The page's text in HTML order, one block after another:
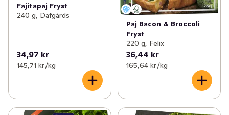
Fajitapaj Fryst
240 g, Dafgårds
34,97 kr
145,71 kr /kg
Paj Bacon & Broccoli
Fryst
220 g, Felix
36,44 kr
165,64 kr /kg